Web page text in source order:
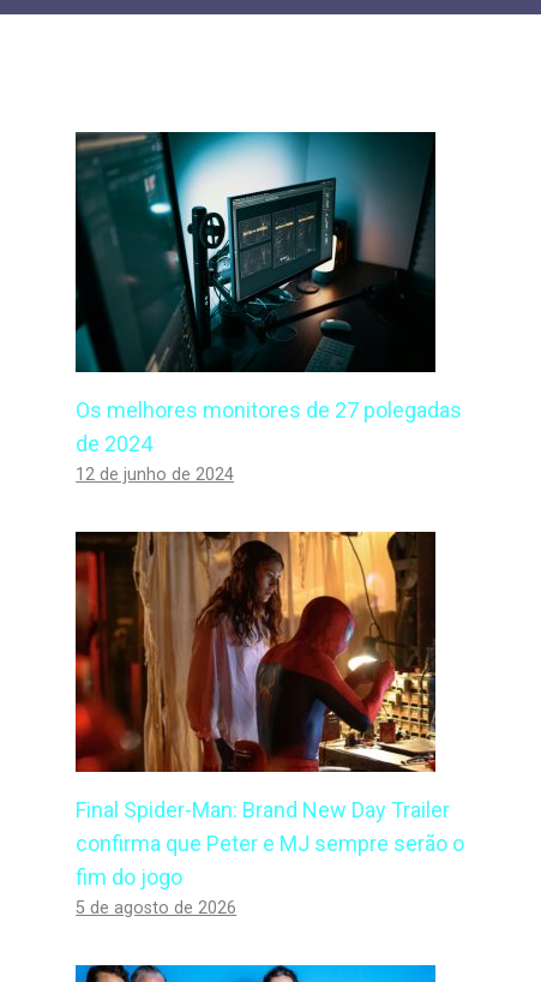
Os melhores monitores de 27 polegadas
de 2024
12 de junho de 2024
Final Spider-Man: Brand New Day Trailer
confirma que Peter e MJ sempre serão o
fim do jogo
5 de agosto de 2026